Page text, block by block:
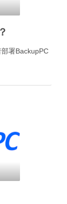
署BackupPC